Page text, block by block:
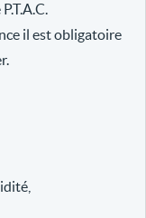
il est obligatoire